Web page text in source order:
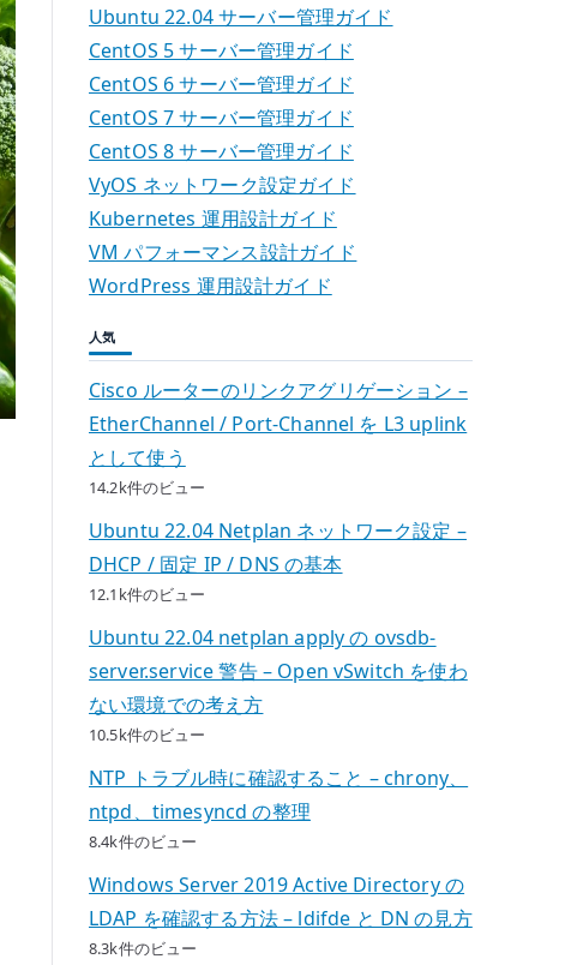
Ubuntu 22.04 サーバー管理ガイド
CentOS 5 サーバー管理ガイド
CentOS 6 サーバー管理ガイド
CentOS 7 サーバー管理ガイド
CentOS 8 サーバー管理ガイド
VyOS ネットワーク設定ガイド
Kubernetes 運用設計ガイド
VM パフォーマンス設計ガイド
WordPress 運用設計ガイド
人気
Cisco ルーターのリンクアグリゲーション –
EtherChannel / Port-Channel を L3 uplink
として使う
14.2k件のビュー
Ubuntu 22.04 Netplan ネットワーク設定 –
DHCP / 固定 IP / DNS の基本
12.1k件のビュー
Ubuntu 22.04 netplan apply の ovsdb-
server.service 警告 – Open vSwitch を使わ
ない環境での考え方
10.5k件のビュー
NTP トラブル時に確認すること – chrony、
ntpd、timesyncd の整理
8.4k件のビュー
Windows Server 2019 Active Directory の
LDAP を確認する方法 – ldifde と DN の見方
8.3k件のビュー